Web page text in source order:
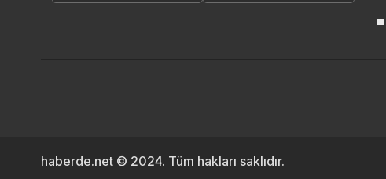
haberde.net © 2024. Tüm hakları saklıdır.